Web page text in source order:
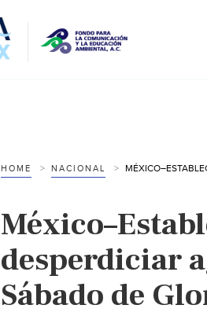
HOME NACIONAL
desperdiciar
Sábado de